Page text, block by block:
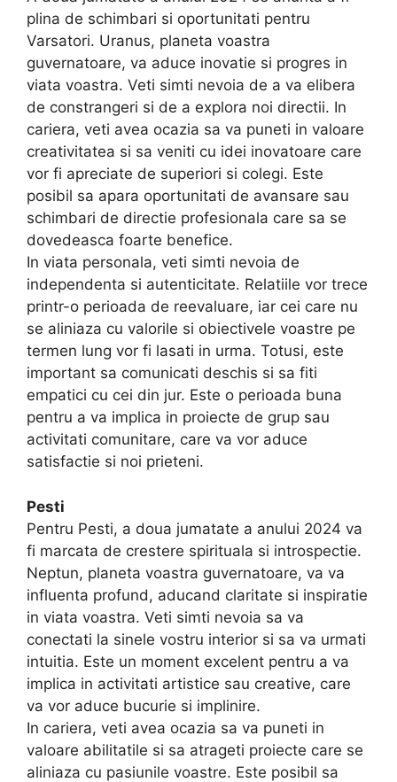
plina de schimbari si oportunitati pentru
Varsatori. Uranus, planeta voastra
guvernatoare, va aduce inovatie si progres in
viata voastra. Veti simti nevoia de a va elibera
de constrangeri si de a explora noi directii. In
cariera, veti avea ocazia sa va puneti in valoare
creativitatea si sa veniti cu idei inovatoare care
vor fi apreciate de superiori si colegi. Este
posibil sa apara oportunitati de avansare sau
schimbari de directie profesionala care sa se
dovedeasca foarte benefice.
In viata personala, veti simti nevoia de
independenta si autenticitate. Relatiile vor trece
printr-o perioada de reevaluare, iar cei care nu
se aliniaza cu valorile si obiectivele voastre pe
termen lung vor fi lasati in urma. Totusi, este
important sa comunicati deschis si sa fiti
empatici cu cei din jur. Este o perioada buna
pentru a va implica in proiecte de grup sau
activitati comunitare, care va vor aduce
satisfactie si noi prieteni.
Pesti
Pentru Pesti, a doua jumatate a anului 2024 va
fi marcata de crestere spirituala si introspectie.
Neptun, planeta voastra guvernatoare, va va
influenta profund, aducand claritate si inspiratie
in viata voastra. Veti simti nevoia sa va
conectati la sinele vostru interior si sa va urmati
intuitia. Este un moment excelent pentru a va
implica in activitati artistice sau creative, care
va vor aduce bucurie si implinire.
In cariera, veti avea ocazia sa va puneti in
valoare abilitatile si sa atrageti proiecte care se
aliniaza cu pasiunile voastre. Este posibil sa